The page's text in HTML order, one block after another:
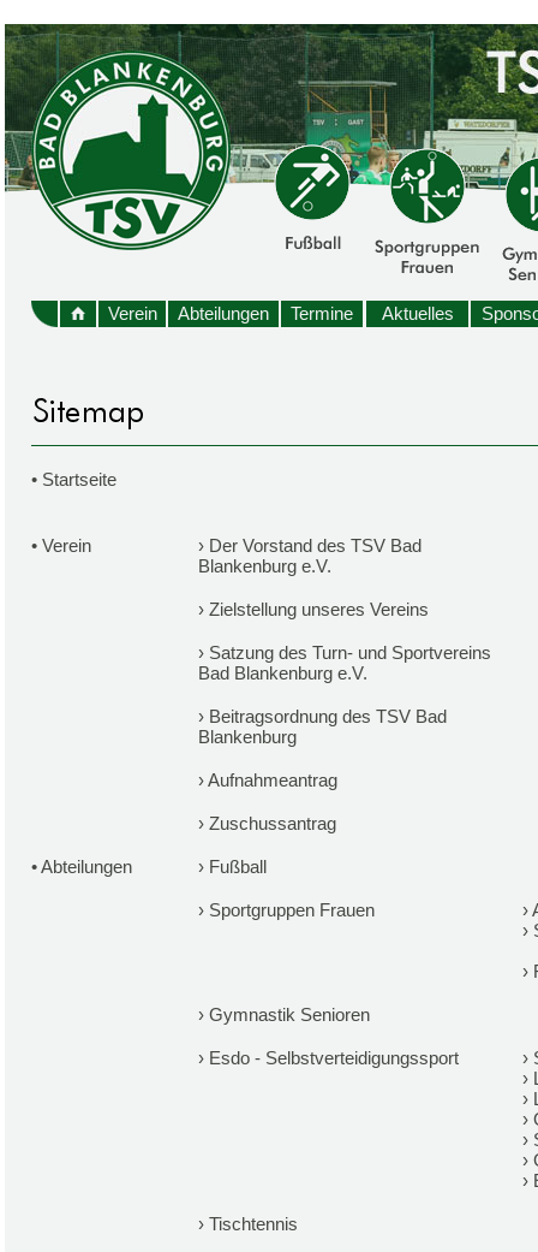
Verein Abteilungen Termine Aktuelles
• Startseite
• Verein › Der Vorstand des TSV Bad
Blankenburg e.V.
› Zielstellung unseres Vereins
› Satzung des Turn- und Sportvereins
Bad Blankenburg e.V.
› Beitragsordnung des TSV Bad
Blankenburg
›Aufnahmeantrag
› Zuschussantrag
•Abteilungen › Fußball
› Sportgruppen Frauen ›
›
›
› Gymnastik Senioren
› Esdo - Selbstverteidigungssport ›
›
›
›
›
›
›
› Tischtennis